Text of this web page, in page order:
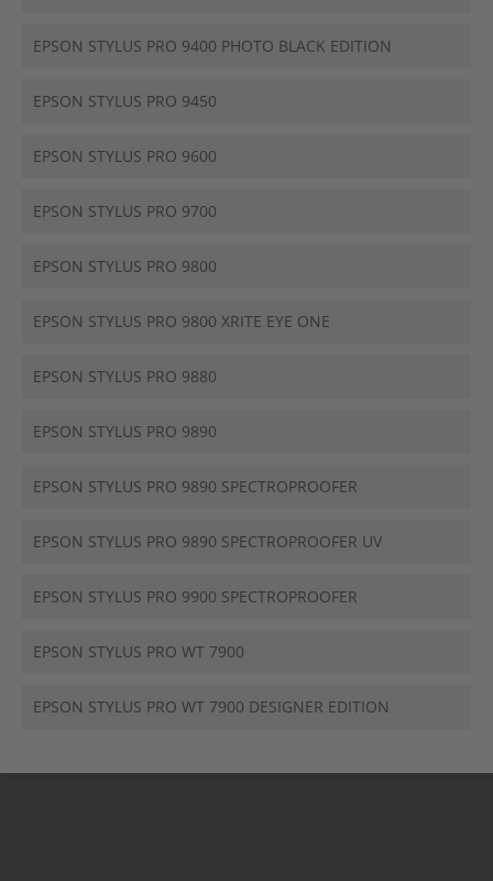
EPSON STYLUS PRO 9400 PHOTO BLACK EDITION
EPSON STYLUS PRO 9450
EPSON STYLUS PRO 9600
EPSON STYLUS PRO 9700
EPSON STYLUS PRO 9800
EPSON STYLUS PRO 9800 XRITE EYE ONE
EPSON STYLUS PRO 9880
EPSON STYLUS PRO 9890
EPSON STYLUS PRO 9890 SPECTROPROOFER
EPSON STYLUS PRO 9890 SPECTROPROOFER UV
EPSON STYLUS PRO 9900 SPECTROPROOFER
EPSON STYLUS PRO WT 7900
EPSON STYLUS PRO WT 7900 DESIGNER EDITION